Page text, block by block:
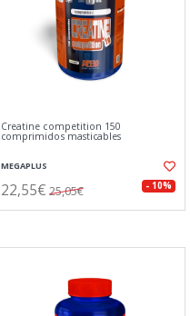
Creatine competition 150
comprimidos masticables
MEGAPLUS
22,55€ 25,05€ - 10%